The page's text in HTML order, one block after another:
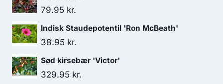
79.95 kr.
Indisk Staudepotentil 'Ron McBeath'
38.95 kr.
Sød kirsebær 'Victor'
329.95 kr.